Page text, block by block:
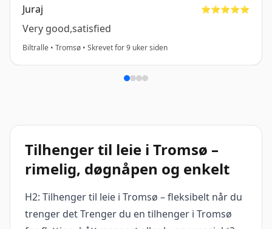
Juraj ⭐️⭐️⭐️⭐️⭐️
Very good,satisfied
Biltralle • Tromsø • Skrevet for 9 uker siden
Tilhenger til leie i Tromsø –
rimelig, døgnåpen og enkelt
H2: Tilhenger til leie i Tromsø – fleksibelt når du
trenger det Trenger du en tilhenger i Tromsø